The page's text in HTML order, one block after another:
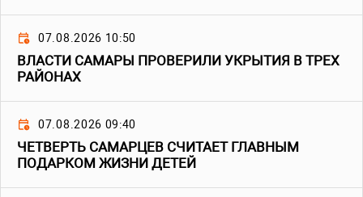
07.08.2026 10:50
ВЛАСТИ САМАРЫ ПРОВЕРИЛИ УКРЫТИЯ В ТРЕХ
РАЙОНАХ
07.08.2026 09:40
ЧЕТВЕРТЬ САМАРЦЕВ СЧИТАЕТ ГЛАВНЫМ
ПОДАРКОМ ЖИЗНИ ДЕТЕЙ